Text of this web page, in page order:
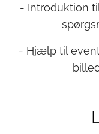
- Introduktion
- Hjælp til